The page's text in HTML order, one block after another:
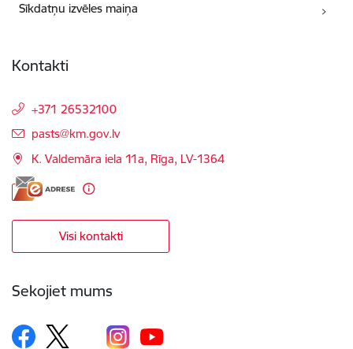
Sīkdatņu izvēles maiņa
Kontakti
+371 26532100
E-pasts:
pasts@km.gov.lv
K. Valdemāra iela 11a, Rīga, LV-1364
Visi kontakti
Sekojiet mums